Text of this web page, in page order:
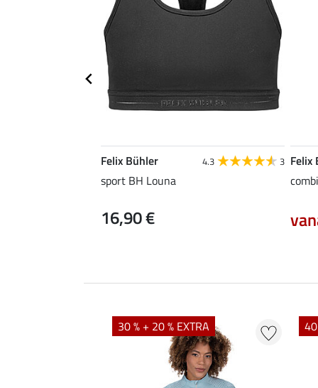
Felix Bühler 4.3 3
sport BH Louna
16,90 €
Felix
30 % + 20 % EXTRA